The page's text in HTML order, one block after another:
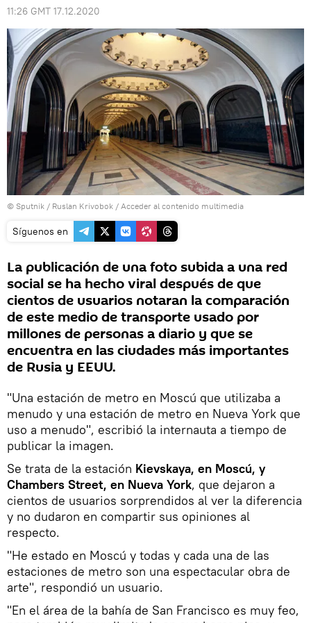
11:26 GMT 17.12.2020
© Sputnik / Ruslan Krivobok / Acceder al contenido multimedia
Síguenos en
La publicación de una foto subida a una red
social se ha hecho viral después de que
cientos de usuarios notaran la comparación
de este medio de transporte usado por
millones de personas a diario y que se
encuentra en las ciudades más importantes
de Rusia y EEUU.
"Una estación de metro en Moscú que utilizaba a
menudo y una estación de metro en Nueva York que
uso a menudo", escribió la internauta a tiempo de
publicar la imagen.
Se trata de la estación Kievskaya, en Moscú, y
Chambers Street, en Nueva York, que dejaron a
cientos de usuarios sorprendidos al ver la diferencia
y no dudaron en compartir sus opiniones al
respecto.
"He estado en Moscú y todas y cada una de las
estaciones de metro son una espectacular obra de
arte", respondió un usuario.
"En el área de la bahía de San Francisco es muy feo,